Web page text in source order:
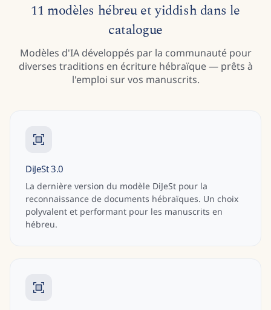
11 modèles hébreu et yiddish dans le
catalogue
Modèles d'IA développés par la communauté pour
diverses traditions en écriture hébraïque — prêts à
l'emploi sur vos manuscrits.
DiJeSt 3.0
La dernière version du modèle DiJeSt pour la
reconnaissance de documents hébraïques. Un choix
polyvalent et performant pour les manuscrits en
hébreu.